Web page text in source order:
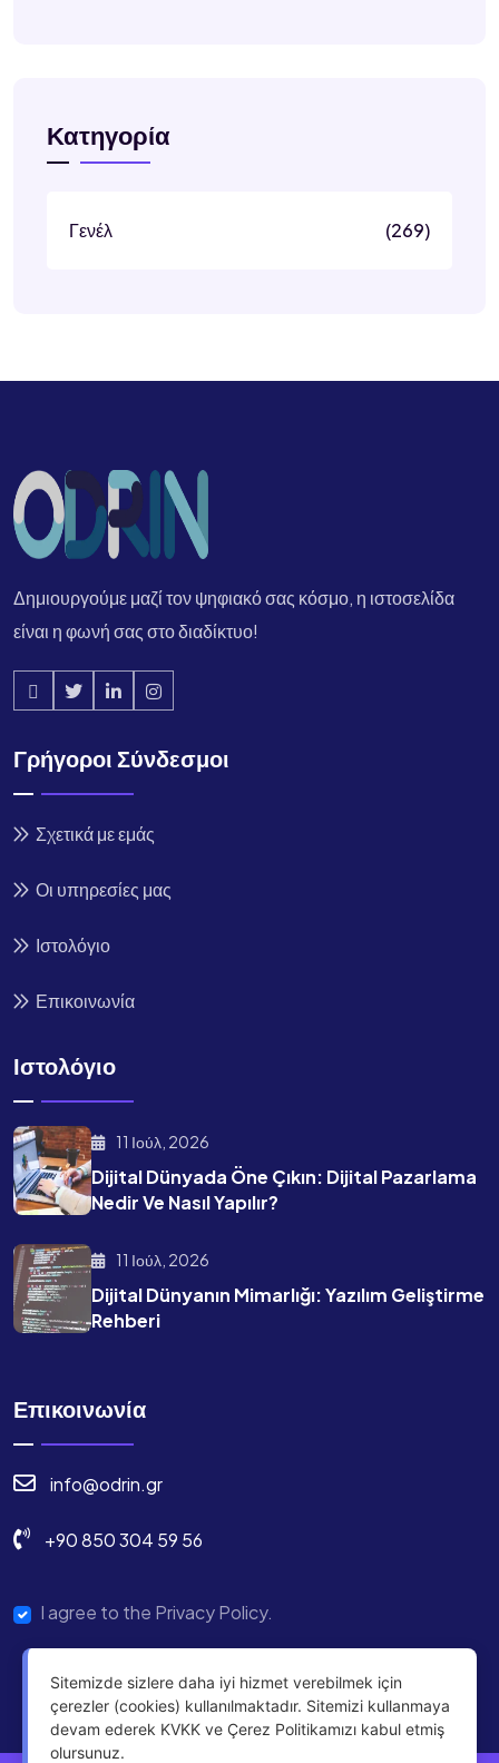
Κατηγορία
Γενέλ (269)
Δημιουργούμε μαζί τον ψηφιακό σας κόσμο, η ιστοσελίδα
είναι η φωνή σας στο διαδίκτυο!
Γρήγοροι Σύνδεσμοι
Σχετικά με εμάς
Οι υπηρεσίες μας
Ιστολόγιο
Επικοινωνία
Ιστολόγιο
11 Ιούλ, 2026
Dijital Dünyada Öne Çıkın: Dijital Pazarlama
Nedir Ve Nasıl Yapılır?
11 Ιούλ, 2026
Dijital Dünyanın Mimarlığı: Yazılım Geliştirme
Rehberi
Επικοινωνία
info@odrin.gr
+90 850 304 59 56
I agree to the Privacy Policy.
Sitemizde sizlere daha iyi hizmet verebilmek için
çerezler (cookies) kullanılmaktadır. Sitemizi kullanmaya
devam ederek KVKK ve Çerez Politikamızı kabul etmiş
olursunuz.